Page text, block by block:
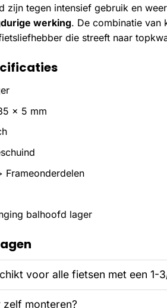
zijn tegen intensief gebruik en
werking. De combinatie van
die streeft naar
x 5 mm
Frameonderdelen
balhoofd lager
voor alle fietsen met een 1-
monteren?